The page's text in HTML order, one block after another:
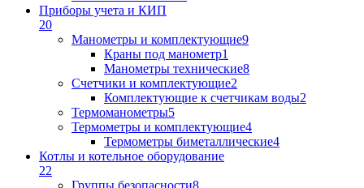
Приборы учета и КИП
20
Манометры и комплектующие9
Краны под манометр1
Манометры технические8
Счетчики и комплектующие2
Комплектующие к счетчикам воды2
Термоманометры5
Термометры и комплектующие4
Термометры биметаллические4
Котлы и котельное оборудование
22